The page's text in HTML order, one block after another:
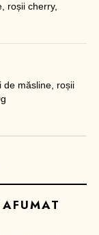
roșii cherry,
de măsline, roșii